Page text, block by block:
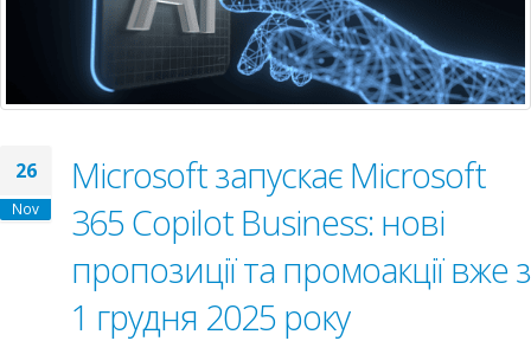
26
Nov
Microsoft запускає Microsoft
365 Copilot Business: нові
пропозиції та промоакції вже з
1 грудня 2025 року